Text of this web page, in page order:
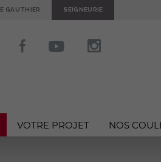
GAUTHIER SEIGNEURIE
VOTRE PROJET NOS